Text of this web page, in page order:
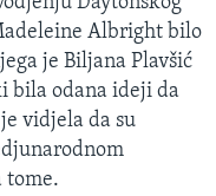
Albright bilo
je Biljana Plavšić
bila odana ideji da
vidjela da su
tome.